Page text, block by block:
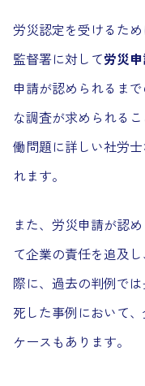
労災認定を受けるた
監督署に対して労災
申請が認められるま
な調査が求められる
働問題に詳しい社労
れます。
また、労災申請が認
て企業の責任を追及
際に、過去の判例で
死した事例において
ケースもあります。